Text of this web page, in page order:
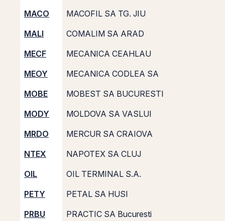
MACO
MACOFIL SA TG. JIU
MALI
COMALIM SA ARAD
MECF
MECANICA CEAHLAU
MEOY
MECANICA CODLEA SA
MOBE
MOBEST SA BUCURESTI
MODY
MOLDOVA SA VASLUI
MRDO
MERCUR SA CRAIOVA
NTEX
NAPOTEX SA CLUJ
OIL
OIL TERMINAL S.A.
PETY
PETAL SA HUSI
PRBU
PRACTIC SA Bucuresti